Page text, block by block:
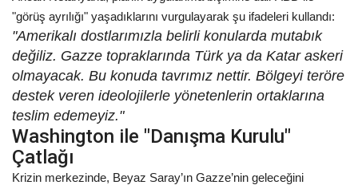
"görüş ayrılığı" yaşadıklarını vurgulayarak şu ifadeleri kullandı:
"Amerikalı dostlarımızla belirli konularda mutabık
değiliz. Gazze topraklarında Türk ya da Katar askeri
olmayacak. Bu konuda tavrımız nettir. Bölgeyi teröre
destek veren ideolojilerle yönetenlerin ortaklarına
teslim edemeyiz."
Washington ile "Danışma Kurulu"
Çatlağı
Krizin merkezinde, Beyaz Saray’ın Gazze’nin geleceğini